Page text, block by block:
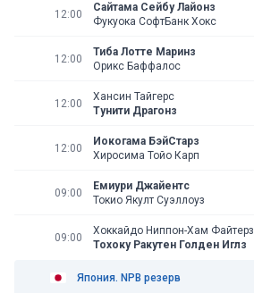
12:00
Сайтама Сейбу Лайонз
Фукуока СофтБанк Хокс
12:00
Тиба Лотте Маринз
Орикс Баффалос
12:00
Хансин Тайгерс
Тунити Драгонз
12:00
Иокогама БэйСтарз
Хиросима Тойо Карп
09:00
Емиури Джайентс
Токио Якулт Суэллоуз
09:00
Хоккайдо Ниппон-Хам Файтерз
Тохоку Ракутен Голден Иглз
Япония. NPB резерв